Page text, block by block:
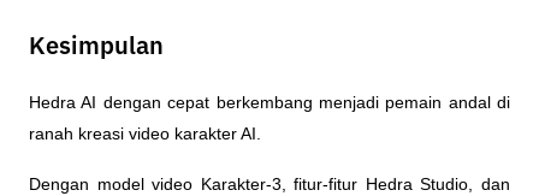
Kesimpulan
Hedra AI dengan cepat berkembang menjadi pemain andal di
ranah kreasi video karakter AI.
Dengan model video Karakter-3, fitur-fitur Hedra Studio, dan